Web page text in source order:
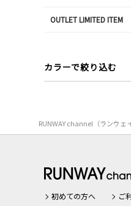
OUTLET LIMITED ITEM
カラーで絞り込む
RUNWAY channel（ランウェ
初めての方へ
ご